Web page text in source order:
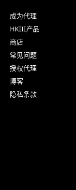
成为代理
HKIII产品
商店
常见问题
授权代理
博客
隐私条款